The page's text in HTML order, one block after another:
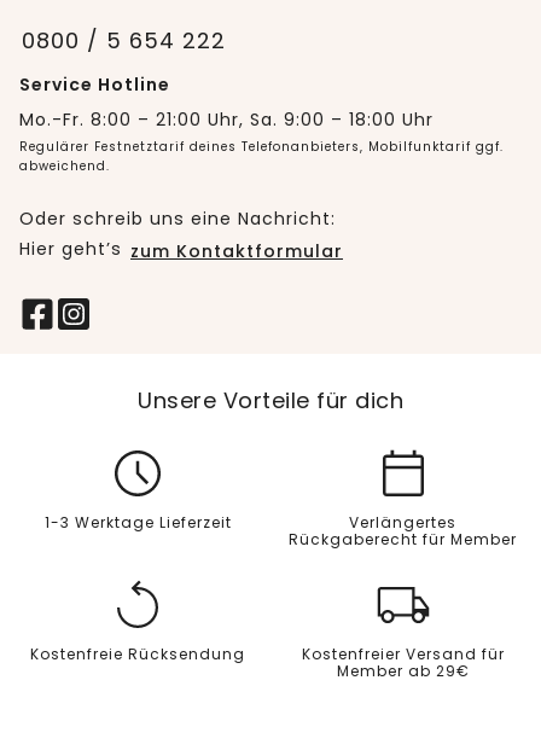
0800 / 5 654 222
Service Hotline
Mo.-Fr. 8:00 – 21:00 Uhr, Sa. 9:00 – 18:00 Uhr
Regulärer Festnetztarif deines Telefonanbieters, Mobilfunktarif ggf.
abweichend.
Oder schreib uns eine Nachricht:
Hier geht’s zum Kontaktformular
Unsere Vorteile für dich
1-3 Werktage Lieferzeit
Verlängertes
Rückgaberecht für Member
Kostenfreie Rücksendung
Kostenfreier Versand für
Member ab 29€